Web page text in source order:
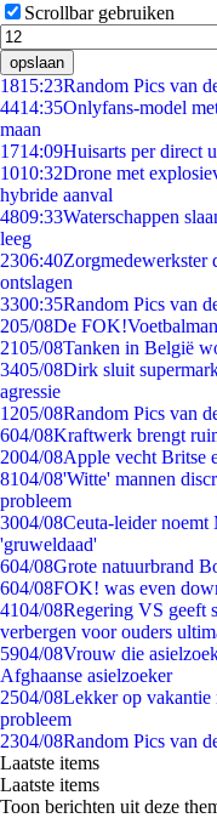
Scrollbar gebruiken
opslaan
1815:23Random Pics van
4414:35Onlyfans-model
maan
1714:09Huisarts per direct
1010:32Drone met
hybride aanval
4809:33Waterschappen
leeg
2306:40Zorgmedewerkster
ontslagen
3300:35Random Pics van
205/08De
2105/08Tanken in België
3405/08Dirk sluit
agressie
1205/08Random Pics van
604/08Kraftwerk brengt
2004/08Apple vecht Britse
8104/08'Witte' mannen
probleem
3004/08Ceuta-leider noemt
'gruweldaad'
604/08Grote natuurbrand
604/08FOK! was even
4104/08Regering VS geeft
verbergen voor ouders
5904/08Vrouw die
Afghaanse asielzoeker
2504/08Lekker op vakantie
probleem
2304/08Random Pics van
Laatste items
Laatste items
Toon berichten uit deze